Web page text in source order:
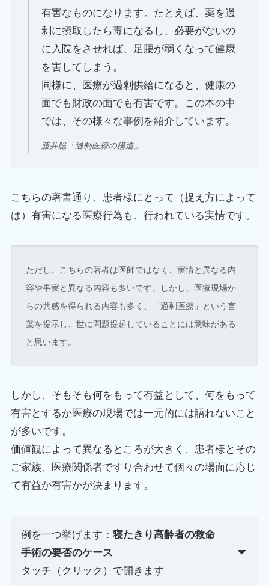
有害なものになります。たとえば、薬を過
剰に摂取したら毒になるし、必要がないの
に入院をさせれば、足腰が弱くなって健康
を害してしまう。
同様に、医療が過剰供給になると、健康の
面でも財政の面でも有害です。この本の中
では、その様々な事例を紹介しています。
藤井聡「過剰医療の構造」
こちらの著書通り、患者様にとって（捉え方によって
は）有害になる医療行為も、行われている実情です。
ただし、こちらの著者は医師ではなく、実情と異なる内
容や事実と異なる内容も多いです。しかし、医療現場か
らの共感を得られる内容も多く、「過剰医療」という言
葉を提示し、世に問題提起していることには意味がある
と思います。
しかし、そもそも何をもって有益として、何をもって
有害とするか医療の現場では一元的には語れないこと
が多いです。
価値観によって異なるところが大きく、患者様とその
ご家族、医療関係者ですり合わせて個々の場面に応じ
て有益か有害かが決まります。
例を一つ挙げます： 寝たきり高齢者の救命
手術の要否のケース
タッチ（クリック）で開きます